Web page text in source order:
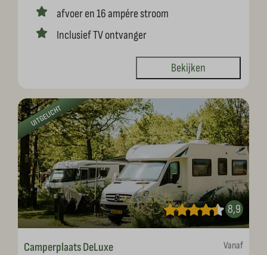
afvoer en 16 ampére stroom
Inclusief TV ontvanger
Bekijken
UITGELICHT
8,9
Vanaf
Camperplaats DeLuxe